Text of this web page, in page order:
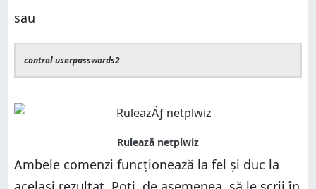
sau
control userpasswords2
Ambele comenzi funcționează la fel și duc la